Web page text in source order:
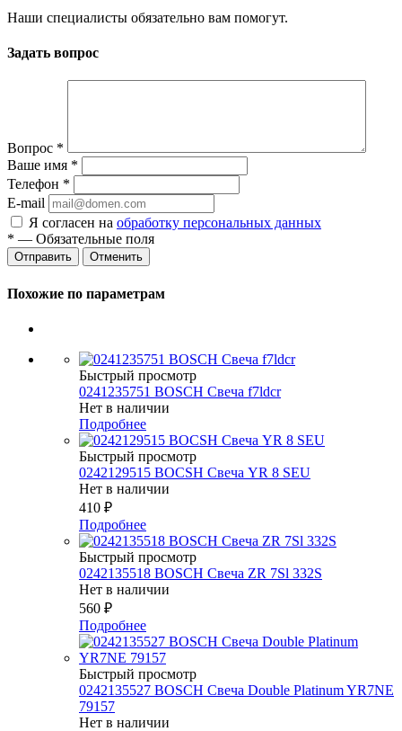
Наши специалисты обязательно вам помогут.
Задать вопрос
Вопрос *
Ваше имя *
Телефон *
E-mail
Я согласен на обработку персональных данных
* — Обязательные поля
Отменить
Похожие по параметрам
Быстрый просмотр
0241235751 BOSCH Свеча f7ldcr
Нет в наличии
Подробнее
Быстрый просмотр
0242129515 BOCSH Свеча YR 8 SEU
Нет в наличии
410 ₽
Подробнее
Быстрый просмотр
0242135518 BOSCH Свеча ZR 7Sl 332S
Нет в наличии
560 ₽
Подробнее
Быстрый просмотр
0242135527 BOSСH Свеча Double Platinum YR7NE
79157
Нет в наличии